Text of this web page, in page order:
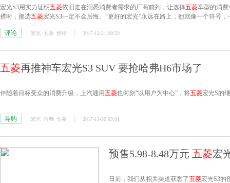
宏光S3用实力证明五菱依旧走在洞悉消费者需求的厂商前列，让选择五菱车型的消
措时，那选五菱宏光S3一定不会后悔。“更好的宏光”永远在路上，他就像一个符号
评论
宏光 五菱 情结 2017-12-21 08:59
五菱再推神车宏光S3 SUV 要抢哈弗H6市场了
伴随着目标受众的消费升级，上汽通用五菱也时刻“以用户为中心”，将五菱宏光S的
导购 宏光 哈弗 五菱 2017-11-30 09:01
预售5.98-8.48万元 五菱宏
日前，我们从相关渠道获悉了五菱宏光S3的